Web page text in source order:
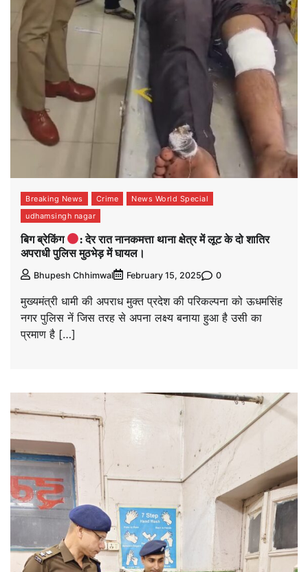
Breaking News Crime
News World Special
udhamsingh nagar
बिग ब्रेकिंग
: देर रात नानकमत्ता थाना क्षेत्र में लूट के दो शातिर
अपराधी पुलिस मुठभेड़ में घायल।
Bhupesh Chhimwal February 15, 2025 0
मुख्यमंत्री धामी की अपराध मुक्त प्रदेश की परिकल्पना को ऊधमसिंह
नगर पुलिस नें जिस तरह से अपना लक्ष्य बनाया हुआ है उसी का
प्रमाण है […]